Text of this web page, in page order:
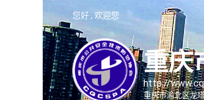
您好 , 欢迎您
重庆
http://
重庆市渝北区龙